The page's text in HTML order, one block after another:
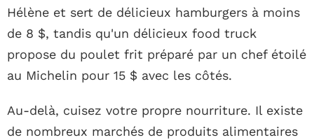
Hélène et sert de délicieux hamburgers à moins
de 8 $, tandis qu'un délicieux food truck
propose du poulet frit préparé par un chef étoilé
au Michelin pour 15 $ avec les côtés.
Au-delà, cuisez votre propre nourriture. Il existe
de nombreux marchés de produits alimentaires